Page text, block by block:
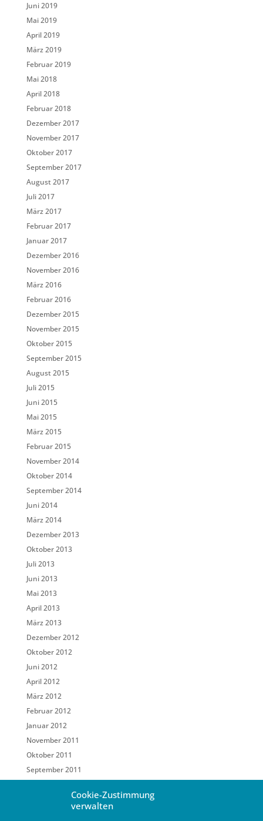
Cookie-Zustimmung
verwalten
Juni 2019
Mai 2019
April 2019
März 2019
Februar 2019
Mai 2018
April 2018
Februar 2018
Dezember 2017
November 2017
Oktober 2017
September 2017
August 2017
Juli 2017
März 2017
Februar 2017
Januar 2017
Dezember 2016
November 2016
März 2016
Februar 2016
Dezember 2015
November 2015
Oktober 2015
September 2015
August 2015
Juli 2015
Juni 2015
Mai 2015
März 2015
Februar 2015
November 2014
Oktober 2014
September 2014
Juni 2014
März 2014
Dezember 2013
Oktober 2013
Juli 2013
Juni 2013
Mai 2013
April 2013
März 2013
Dezember 2012
Oktober 2012
Juni 2012
April 2012
März 2012
Februar 2012
Januar 2012
November 2011
Oktober 2011
September 2011